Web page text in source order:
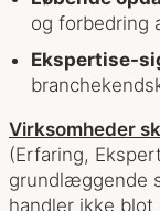
og forbedring
Ekspertise-
Virksomheder
(Erfaring,
grundlæggende
handler ikke blot